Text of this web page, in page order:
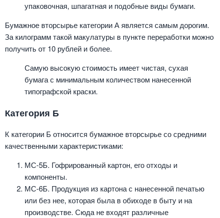
упаковочная, шпагатная и подобные виды бумаги.
Бумажное вторсырье категории А является самым дорогим.
За килограмм такой макулатуры в пункте переработки можно
получить от 10 рублей и более.
Самую высокую стоимость имеет чистая, сухая
бумага с минимальным количеством нанесенной
типографской краски.
Категория Б
К категории Б относится бумажное вторсырье со средними
качественными характеристиками:
МС-5Б. Гофрированный картон, его отходы и
компоненты.
МС-6Б. Продукция из картона с нанесенной печатью
или без нее, которая была в обиходе в быту и на
производстве. Сюда не входят различные